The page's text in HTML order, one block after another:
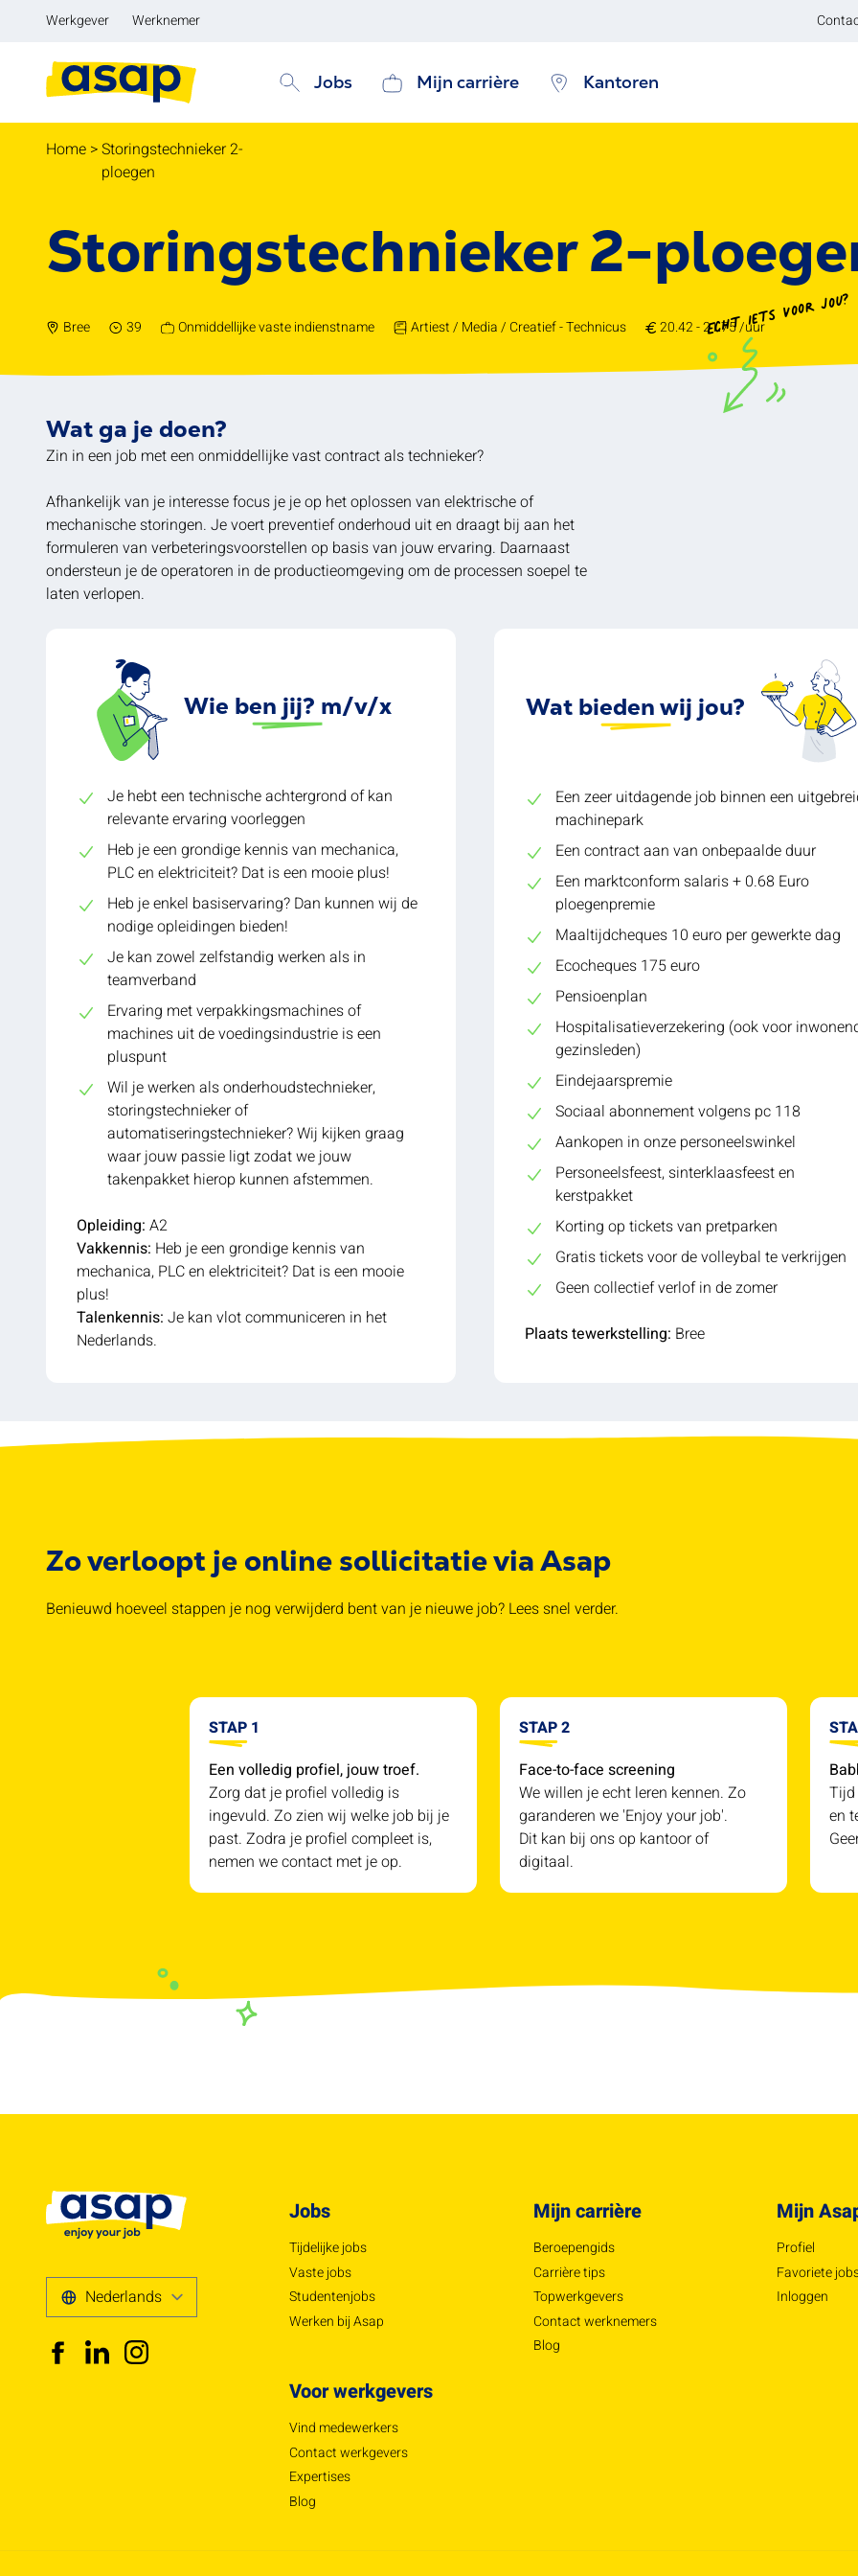
Werkgever Werknemer
Jobs Mijn carrière Kantoren
Home >Storingstechnieker 2-
ploegen
Storingstechnieker 2-
Bree 39 Onmiddellijke vaste indienstname Artiest / Media / Creatief - Technicus 20.42 - 21.75 /uur
Echt iets voor jou?
Wat ga je doen?
Zin in een job met een onmiddellijke vast contract als technieker?
Afhankelijk van je interesse focus je je op het oplossen van elektrische of
mechanische storingen. Je voert preventief onderhoud uit en draagt bij aan het
formuleren van verbeteringsvoorstellen op basis van jouw ervaring. Daarnaast
ondersteun je de operatoren in de productieomgeving om de processen soepel te
laten verlopen.
Wie ben jij? m/v/x
Je hebt een technische achtergrond of kan
relevante ervaring voorleggen
Heb je een grondige kennis van mechanica,
PLC en elektriciteit? Dat is een mooie plus!
Heb je enkel basiservaring? Dan kunnen wij de
nodige opleidingen bieden!
Je kan zowel zelfstandig werken als in
teamverband
Ervaring met verpakkingsmachines of
machines uit de voedingsindustrie is een
pluspunt
Wil je werken als onderhoudstechnieker,
storingstechnieker of
automatiseringstechnieker? Wij kijken graag
waar jouw passie ligt zodat we jouw
takenpakket hierop kunnen afstemmen.
Opleiding: A2
Vakkennis: Heb je een grondige kennis van
mechanica, PLC en elektriciteit? Dat is een mooie
plus!
Talenkennis: Je kan vlot communiceren in het
Nederlands.
Wat bieden wij jou?
Een zeer uitdagende job binnen een
machinepark
Een contract aan van onbepaalde duur
Een marktconform salaris + 0.68 Euro
ploegenpremie
Maaltijdcheques 10 euro per gewerkte dag
Ecocheques 175 euro
Pensioenplan
Hospitalisatieverzekering (ook voor
gezinsleden)
Eindejaarspremie
Sociaal abonnement volgens pc 118
Aankopen in onze personeelswinkel
Personeelsfeest, sinterklaasfeest en
kerstpakket
Korting op tickets van pretparken
Gratis tickets voor de volleybal te verkrijgen
Geen collectief verlof in de zomer
Plaats tewerkstelling: Bree
Zo verloopt je online sollicitatie via Asap
Benieuwd hoeveel stappen je nog verwijderd bent van je nieuwe job? Lees snel verder.
STAP 1
Een volledig profiel, jouw troef.
Zorg dat je profiel volledig is
ingevuld. Zo zien wij welke job bij je
past. Zodra je profiel compleet is,
nemen we contact met je op.
STAP 2
Face-to-face screening
We willen je echt leren kennen. Zo
garanderen we 'Enjoy your job'.
Dit kan bij ons op kantoor of
digitaal.
Tijd
en
Jobs
Tijdelijke jobs
Vaste jobs
Studentenjobs
Werken bij Asap
Mijn carrière
Beroepengids
Carrière tips
Topwerkgevers
Contact werknemers
Blog
Mijn
Profiel
Favoriete
Inloggen
Voor werkgevers
Vind medewerkers
Contact werkgevers
Expertises
Blog